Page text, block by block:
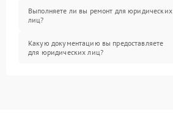
Выполняете ли вы ремонт для юридических
лиц?
Какую документацию вы предоставляете
для юридических лиц?